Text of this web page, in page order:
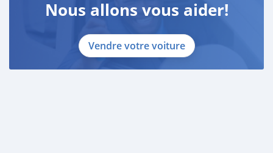
Nous allons vous aider!
Vendre votre voiture